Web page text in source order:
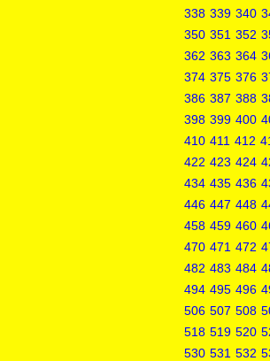
338 339 340
350 351 352
362 363 364
374 375 376
386 387 388
398 399 400
410 411 412
422 423 424
434 435 436
446 447 448
458 459 460
470 471 472
482 483 484
494 495 496
506 507 508
518 519 520
530 531 532